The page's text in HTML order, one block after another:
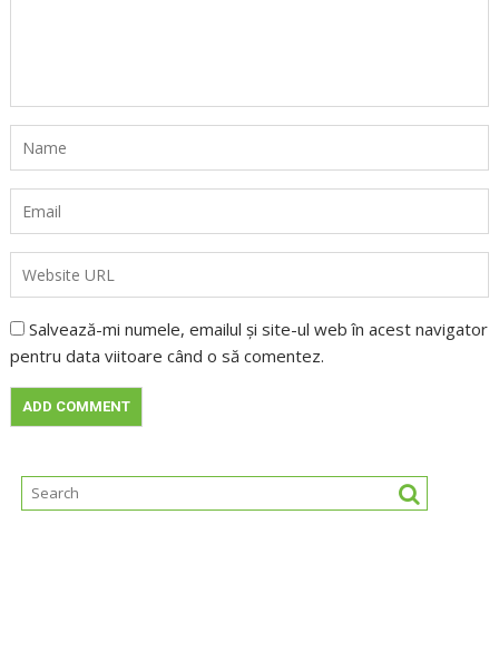
Salvează-mi numele, emailul și site-ul web în acest navigator
pentru data viitoare când o să comentez.